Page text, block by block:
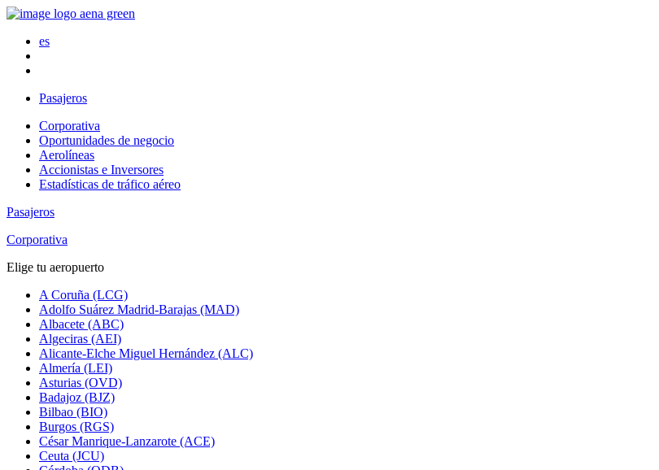
es
Pasajeros
Corporativa
Oportunidades de negocio
Aerolíneas
Accionistas e Inversores
Estadísticas de tráfico aéreo
Pasajeros
Corporativa
Elige tu aeropuerto
A Coruña (LCG)
Adolfo Suárez Madrid-Barajas (MAD)
Albacete (ABC)
Algeciras (AEI)
Alicante-Elche Miguel Hernández (ALC)
Almería (LEI)
Asturias (OVD)
Badajoz (BJZ)
Bilbao (BIO)
Burgos (RGS)
César Manrique-Lanzarote (ACE)
Ceuta (JCU)